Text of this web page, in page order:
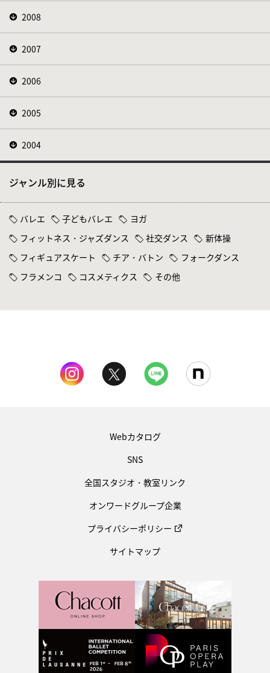
2008
2007
2006
2005
2004
ジャンル別に見る
バレエ 子どもバレエ
ヨガ
フィットネス・ジャズダンス
社交ダンス
新体操
フィギュアスケート
チア・バトン
フォークダンス
フラメンコ
コスメティクス その他
Webカタログ
SNS
全国スタジオ・教室リンク
オンワードグループ企業
プライバシーポリシー
サイトマップ